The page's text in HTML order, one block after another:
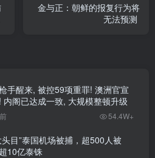
金与正：朝鲜的报复行为将
无法预测
手醒来, 被控59项重罪! 澳洲官宣
内阁已达成一致, 大规模整顿升级
54.4W+
目”泰国机场被捕，超500人被
10亿泰铢